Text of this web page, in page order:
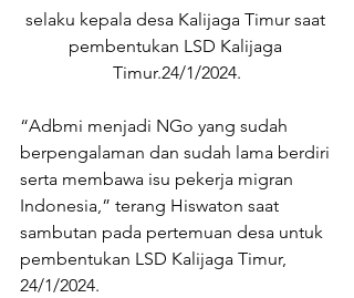
selaku kepala desa Kalijaga Timur saat
pembentukan LSD Kalijaga
Timur.24/1/2024.
“Adbmi menjadi NGo yang sudah
berpengalaman dan sudah lama berdiri
serta membawa isu pekerja migran
Indonesia,” terang Hiswaton saat
sambutan pada pertemuan desa untuk
pembentukan LSD Kalijaga Timur,
24/1/2024.